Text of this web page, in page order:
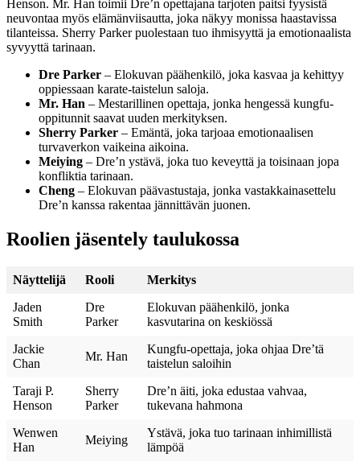
Henson. Mr. Han toimii Dre’n opettajana tarjoten paitsi fyysistä
neuvontaa myös elämänviisautta, joka näkyy monissa haastavissa
tilanteissa. Sherry Parker puolestaan tuo ihmisyyttä ja emotionaalista
syvyyttä tarinaan.
Dre Parker – Elokuvan päähenkilö, joka kasvaa ja kehittyy
oppiessaan karate-taistelun saloja.
Mr. Han – Mestarillinen opettaja, jonka hengessä kungfu-
oppitunnit saavat uuden merkityksen.
Sherry Parker – Emäntä, joka tarjoaa emotionaalisen
turvaverkon vaikeina aikoina.
Meiying – Dre’n ystävä, joka tuo keveyttä ja toisinaan jopa
konfliktia tarinaan.
Cheng – Elokuvan päävastustaja, jonka vastakkainasettelu
Dre’n kanssa rakentaa jännittävän juonen.
Roolien jäsentely taulukossa
Näyttelijä Rooli
Merkitys
Jaden
Smith
Dre
Parker
Elokuvan päähenkilö, jonka
kasvutarina on keskiössä
Jackie
Chan
Mr. Han
Kungfu-opettaja, joka ohjaa Dre’tä
taistelun saloihin
Taraji P.
Henson
Sherry
Parker
Dre’n äiti, joka edustaa vahvaa,
tukevana hahmona
Wenwen
Han
Meiying
Ystävä, joka tuo tarinaan inhimillistä
lämpöä